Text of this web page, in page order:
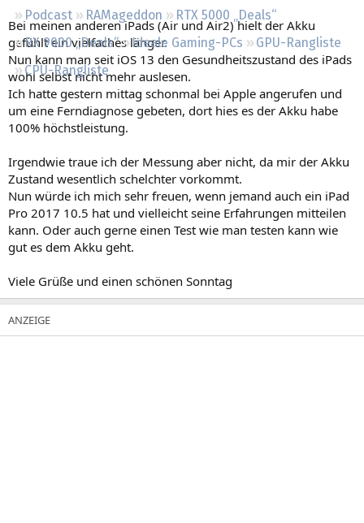
Podcast RAMageddon
RTX 5000 „Deals“
RX 9000 „Deals“
Ideale Gaming-PCs
GPU-Rangliste
CPU-Rangliste
Bei meinen anderen iPads (Air und Air2) hielt der Akku
gefühlt ein vielfaches länger.
Nun kann man seit iOS 13 den Gesundheitszustand des iPads
wohl selbst nicht mehr auslesen.
Ich hatte gestern mittag schonmal bei Apple angerufen und
um eine Ferndiagnose gebeten, dort hies es der Akku habe
100% höchstleistung.
Irgendwie traue ich der Messung aber nicht, da mir der Akku
Zustand wesentlich schelchter vorkommt.
Nun würde ich mich sehr freuen, wenn jemand auch ein iPad
Pro 2017 10.5 hat und vielleicht seine Erfahrungen mitteilen
kann. Oder auch gerne einen Test wie man testen kann wie
gut es dem Akku geht.
Viele Grüße und einen schönen Sonntag